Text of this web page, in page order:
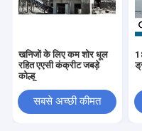
खनिजों के लिए कम शोर धूल
रहित एएसी कंक्रीट जबड़े
कोल्हू
सबसे अच्छी कीमत